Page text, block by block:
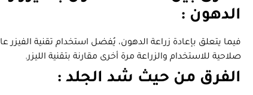
الدهون :
فيما يتعلق بإعادة زراعة الدهون، يُفضل استخدام تقنية الفيزر
صلاحية للاستخدام والزراعة مرة أخرى مقارنة بتقنية الليزر.
الفرق من حيث شد الجلد :